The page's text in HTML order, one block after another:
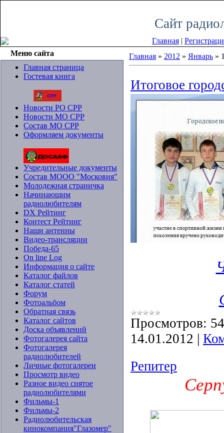
Сайт
Главная |
Меню сайта
Главная страница
Гостевая книга
Новости РО СРР
Новости МО СРР
Состав МО СРР
Оформляем документы
Учредительные документы
Состав МООО "Московия"
Молодежная страничка
Начинающим
радиолюбителям
DX Рейтинг
Контест Рейтинг
Наши антенны
Видео-трансляции
Победа-65
On line Log
Информация о сайте
Каталог файлов
Каталог статей
Форум
Фотоальбом
Обратная связь
Каталог сайтов
Доска объявлений
Фотогалерея сайта
Фотогалерея
радиолюбителей
Личные фотогалереи
Просмотр видео
Разное видео снятое
радиолюбителями
Фильмы-1
Фильмы-2
Радиолюбительская
кинокомпания"Глазомер"
Главная » 2012 » Январь »
Итоговое
Просмотров:
14.01.2012 |
Репитер